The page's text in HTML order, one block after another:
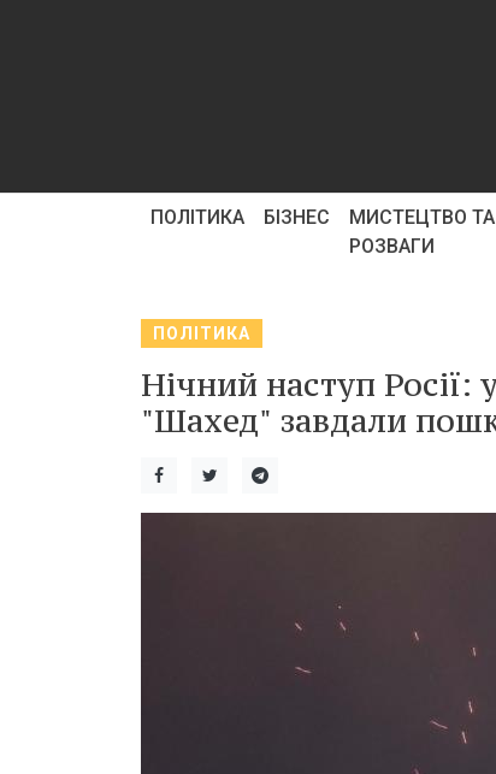
ПОЛІТИКА БІЗНЕС
МИСТЕЦТВО ТА
РОЗВАГИ
ПОЛІТИКА
Нічний наступ Росії:
"Шахед" завдали